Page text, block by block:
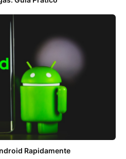
Rapidamente